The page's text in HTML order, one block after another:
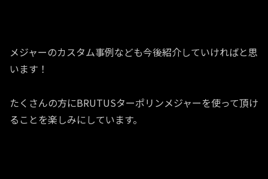
メジャーのカスタム事例なども今後紹介していければと思
います！
たくさんの方にBRUTUSターポリンメジャーを使って頂け
ることを楽しみにしています。